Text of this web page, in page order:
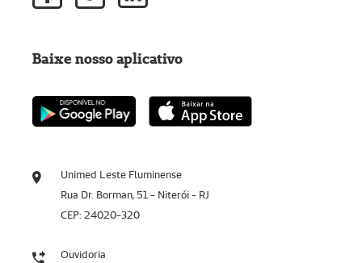
Unimed Leste Fluminense
Rua Dr. Borman, 51 - Niterói - RJ
CEP: 24020-320
Ouvidoria
Baixe nosso aplicativo